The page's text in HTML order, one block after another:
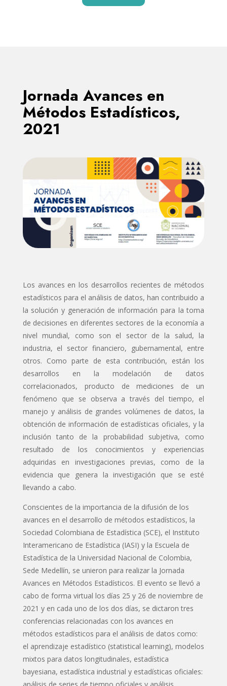
Jornada Avances en
Métodos Estadísticos,
2021
Los avances en los desarrollos recientes de métodos
estadísticos para el análisis de datos, han contribuido a
la solución y generación de información para la toma
de decisiones en diferentes sectores de la economía a
nivel mundial, como son el sector de la salud, la
industria, el sector financiero, gubernamental, entre
otros. Como parte de esta contribución, están los
desarrollos en la modelación de datos
correlacionados, producto de mediciones de un
fenómeno que se observa a través del tiempo, el
manejo y análisis de grandes volúmenes de datos, la
obtención de información de estadísticas oficiales, y la
inclusión tanto de la probabilidad subjetiva, como
resultado de los conocimientos y experiencias
adquiridas en investigaciones previas, como de la
evidencia que genera la investigación que se esté
llevando a cabo.
Conscientes de la importancia de la difusión de los
avances en el desarrollo de métodos estadísticos, la
Sociedad Colombiana de Estadística (SCE), el Instituto
Interamericano de Estadística (IASI) y la Escuela de
Estadística de la Universidad Nacional de Colombia,
Sede Medellín, se unieron para realizar la Jornada
Avances en Métodos Estadísticos. El evento se llevó a
cabo de forma virtual los días 25 y 26 de noviembre de
2021 y en cada uno de los dos días, se dictaron tres
conferencias relacionadas con los avances en
métodos estadísticos para el análisis de datos como:
el aprendizaje estadístico (statistical learning), modelos
mixtos para datos longitudinales, estadística
bayesiana, estadística industrial y estadísticas oficiales: